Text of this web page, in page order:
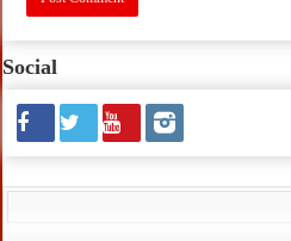
Social